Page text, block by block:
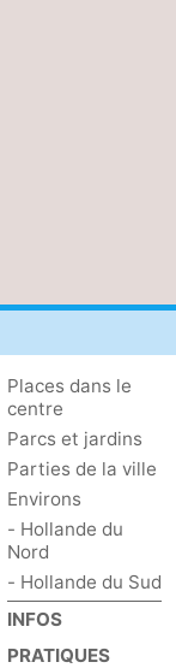
Places dans le
centre
Parcs et jardins
Parties de la ville
Environs
- Hollande du
Nord
- Hollande du Sud
INFOS
PRATIQUES